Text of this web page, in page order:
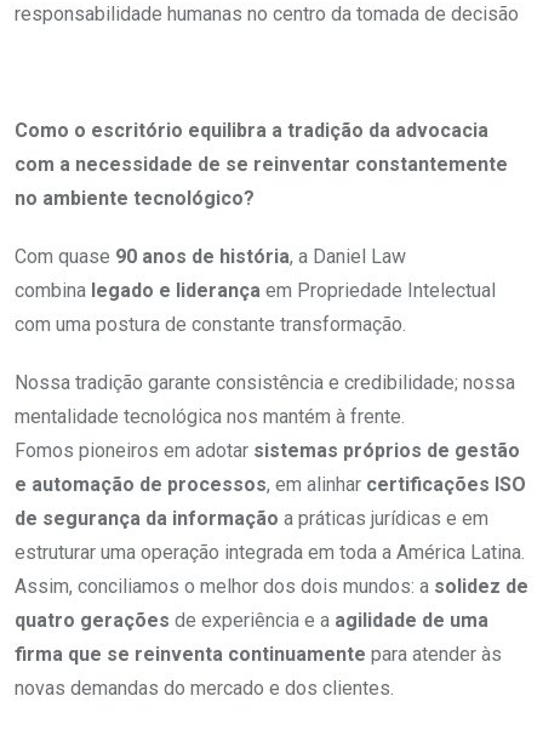
responsabilidade humanas no centro da tomada de decisão
Como o escritório equilibra a tradição da advocacia
com a necessidade de se reinventar constantemente
no ambiente tecnológico?
Com quase 90 anos de história, a Daniel Law
combina legado e liderança em Propriedade Intelectual
com uma postura de constante transformação.
Nossa tradição garante consistência e credibilidade; nossa
mentalidade tecnológica nos mantém à frente.
Fomos pioneiros em adotar sistemas próprios de gestão
e automação de processos, em alinhar certificações ISO
de segurança da informação a práticas jurídicas e em
estruturar uma operação integrada em toda a América Latina.
Assim, conciliamos o melhor dos dois mundos: a solidez de
quatro gerações de experiência e a agilidade de uma
firma que se reinventa continuamente para atender às
novas demandas do mercado e dos clientes.